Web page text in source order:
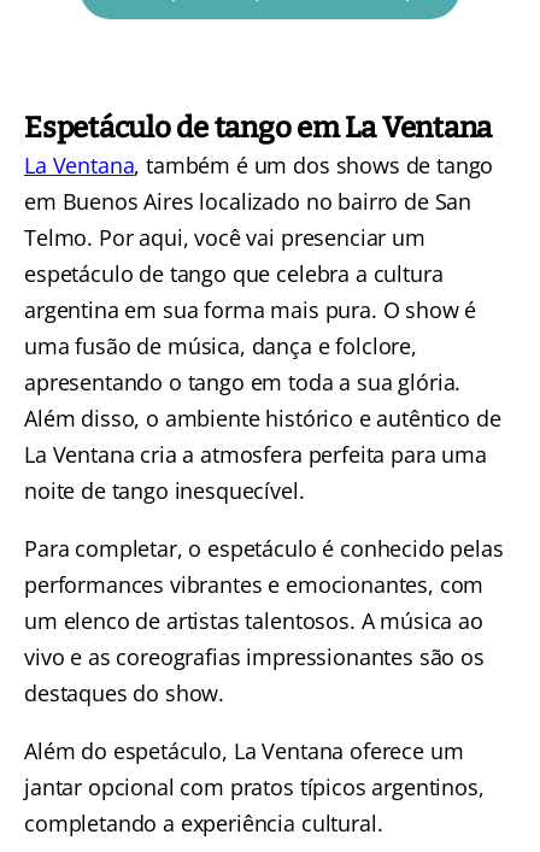
Espetáculo de tango em La Ventana
La Ventana, também é um dos shows de tango
em Buenos Aires localizado no bairro de San
Telmo. Por aqui, você vai presenciar um
espetáculo de tango que celebra a cultura
argentina em sua forma mais pura. O show é
uma fusão de música, dança e folclore,
apresentando o tango em toda a sua glória.
Além disso, o ambiente histórico e autêntico de
La Ventana cria a atmosfera perfeita para uma
noite de tango inesquecível.
Para completar, o espetáculo é conhecido pelas
performances vibrantes e emocionantes, com
um elenco de artistas talentosos. A música ao
vivo e as coreografias impressionantes são os
destaques do show.
Além do espetáculo, La Ventana oferece um
jantar opcional com pratos típicos argentinos,
completando a experiência cultural.